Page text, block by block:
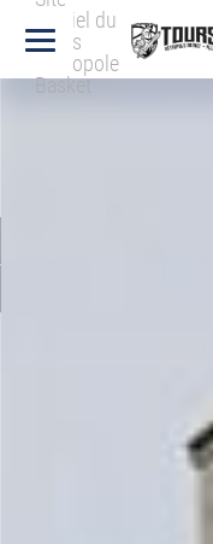
officiel du
Tours
Métropole
Basket